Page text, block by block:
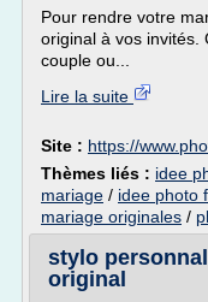
Pour rendre votre
original à vos invités.
couple ou...
Lire la suite
Site : https://
Thèmes liés : idee
mariage / idee photo
mariage originales /
stylo
original